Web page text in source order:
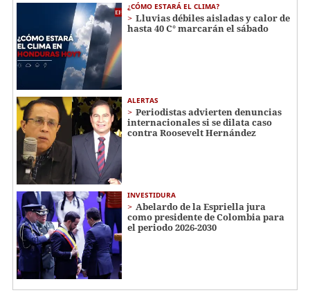
¿CÓMO ESTARÁ EL CLIMA?
Lluvias débiles aisladas y calor de
hasta 40 C° marcarán el sábado
ALERTAS
Periodistas advierten denuncias
internacionales si se dilata caso
contra Roosevelt Hernández
INVESTIDURA
Abelardo de la Espriella jura
como presidente de Colombia para
el periodo 2026-2030